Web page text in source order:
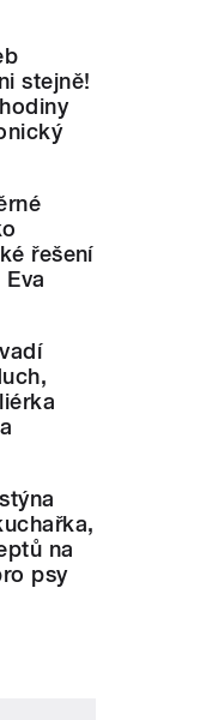
stejně!
řešení
na
psy